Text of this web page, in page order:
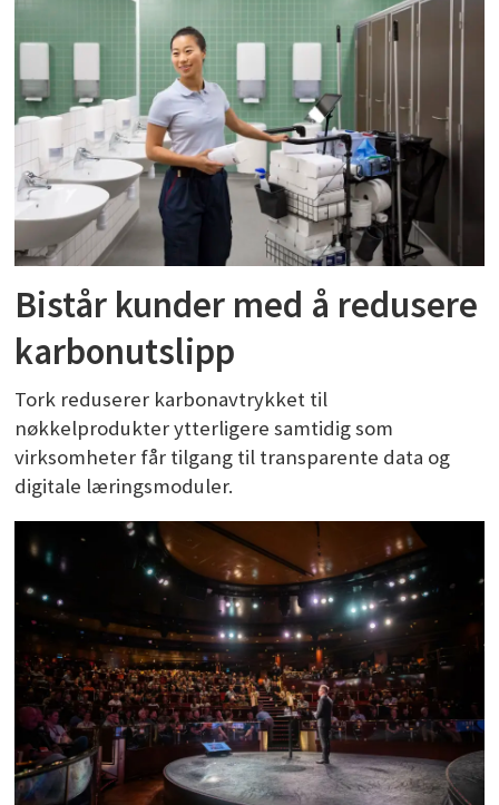
Bistår kunder med å redusere
karbonutslipp
Tork reduserer karbonavtrykket til
nøkkelprodukter ytterligere samtidig som
virksomheter får tilgang til transparente data og
digitale læringsmoduler.